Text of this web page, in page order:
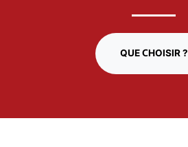
QUE CHOISIR ?